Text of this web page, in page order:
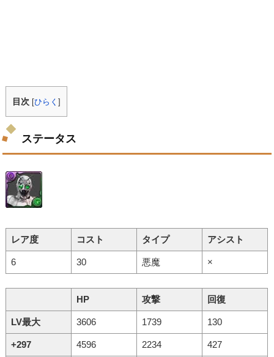
目次 [ひらく]
ステータス
レア度 コスト タイプ アシスト
6 30 悪魔 ×
HP 攻撃 回復
LV最大 3606 1739 130
+297 4596 2234 427